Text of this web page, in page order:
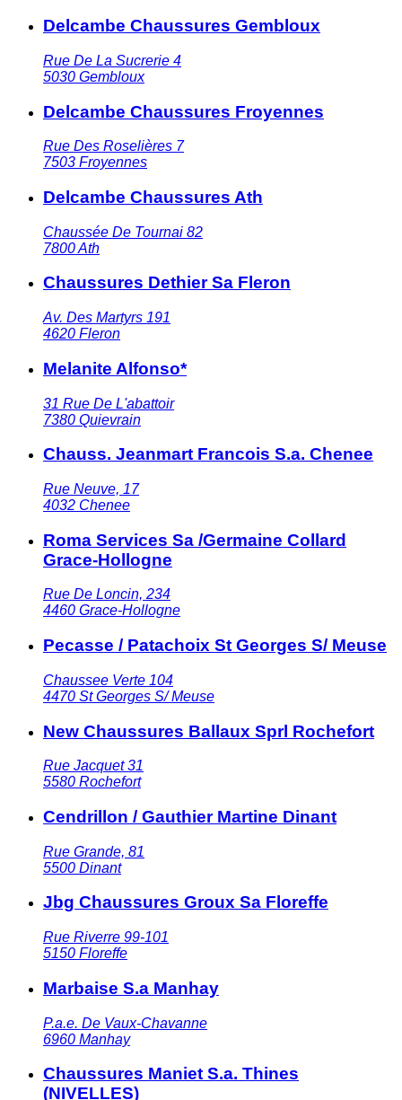
Delcambe Chaussures Gembloux
Rue De La Sucrerie 4
5030 Gembloux
Delcambe Chaussures Froyennes
Rue Des Roselières 7
7503 Froyennes
Delcambe Chaussures Ath
Chaussée De Tournai 82
7800Ath
Chaussures Dethier Sa Fleron
Av. Des Martyrs 191
4620 Fleron
Melanite Alfonso*
31 Rue De L'abattoir
7380 Quievrain
Chauss. Jeanmart Francois S.a. Chenee
Rue Neuve, 17
4032 Chenee
Roma Services Sa /Germaine Collard
Grace-Hollogne
Rue De Loncin, 234
4460 Grace-Hollogne
Pecasse / Patachoix St Georges S/ Meuse
Chaussee Verte 104
4470 St Georges S/ Meuse
New Chaussures Ballaux Sprl Rochefort
Rue Jacquet 31
5580 Rochefort
Cendrillon / Gauthier Martine Dinant
Rue Grande, 81
5500 Dinant
Jbg Chaussures Groux Sa Floreffe
Rue Riverre 99-101
5150 Floreffe
Marbaise S.a Manhay
P.a.e. De Vaux-Chavanne
6960 Manhay
Chaussures Maniet S.a. Thines
(NIVELLES)